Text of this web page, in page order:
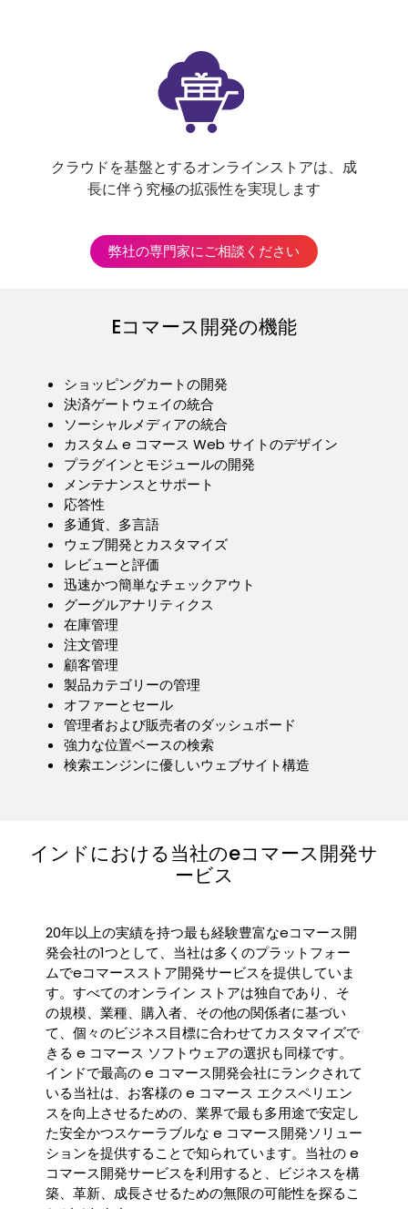
クラウドを基盤とするオンラインストアは、成
長に伴う究極の拡張性を実現します
弊社の専門家にご相談ください
Eコマース開発の機能
ショッピングカートの開発
決済ゲートウェイの統合
ソーシャルメディアの統合
カスタム e コマース Web サイトのデザイン
プラグインとモジュールの開発
メンテナンスとサポート
応答性
多通貨、多言語
ウェブ開発とカスタマイズ
レビューと評価
迅速かつ簡単なチェックアウト
グーグルアナリティクス
在庫管理
注文管理
顧客管理
製品カテゴリーの管理
オファーとセール
管理者および販売者のダッシュボード
強力な位置ベースの検索
検索エンジンに優しいウェブサイト構造
インドにおける当社のeコマース開発サ
ービス
20年以上の実績を持つ最も経験豊富なeコマース開
発会社の1つとして、当社は多くのプラットフォー
ムでeコマースストア開発サービスを提供していま
す。すべてのオンライン ストアは独自であり、そ
の規模、業種、購入者、その他の関係者に基づい
て、個々のビジネス目標に合わせてカスタマイズで
きる e コマース ソフトウェアの選択も同様です。
インドで最高の e コマース開発会社にランクされて
いる当社は、お客様の e コマース エクスペリエン
スを向上させるための、業界で最も多用途で安定し
た安全かつスケーラブルな e コマース開発ソリュー
ションを提供することで知られています。当社の e
コマース開発サービスを利用すると、ビジネスを構
築、革新、成長させるための無限の可能性を探るこ